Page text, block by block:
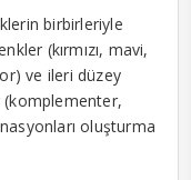
birbirleriyle
(kırmızı, mavi,
ve ileri düzey
oluşturma